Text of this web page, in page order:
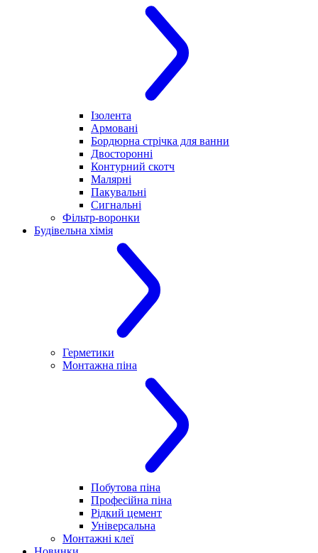
Ізолента
Армовані
Бордюрна стрічка для ванни
Двосторонні
Контурний скотч
Малярні
Пакувальні
Сигнальні
Фільтр-воронки
Будівельна хімія
Герметики
Монтажна піна
Побутова піна
Професійна піна
Рідкий цемент
Універсальна
Монтажні клеї